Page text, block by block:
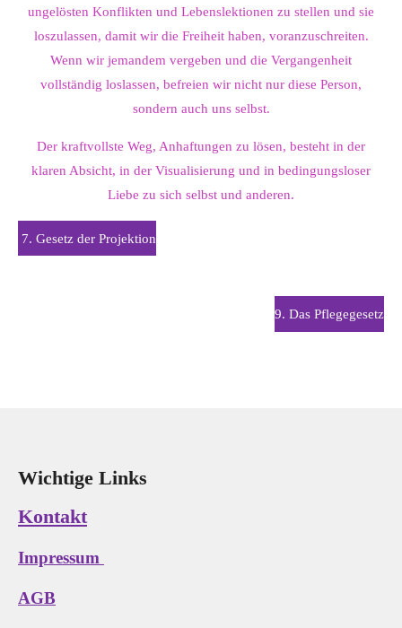
ungelösten Konflikten und Lebenslektionen zu stellen und sie
loszulassen, damit wir die Freiheit haben, voranzuschreiten.
Wenn wir jemandem vergeben und die Vergangenheit
vollständig loslassen, befreien wir nicht nur diese Person,
sondern auch uns selbst.
Der kraftvollste Weg, Anhaftungen zu lösen, besteht in der
klaren Absicht, in der Visualisierung und in bedingungsloser
Liebe zu sich selbst und anderen.
7. Gesetz der Projektion
9. Das Pflegegesetz
Wichtige Links
Kontakt
Impressum
AGB